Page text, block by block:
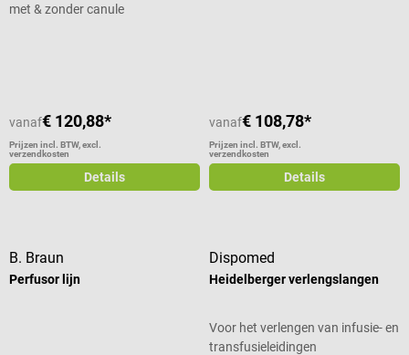
met & zonder canule
vanaf€ 120,88*
Prijzen incl. BTW, excl.
verzendkosten
Details
vanaf€ 108,78*
Prijzen incl. BTW, excl.
verzendkosten
Details
B. Braun
Perfusor lijn
Dispomed
Heidelberger verlengslangen
Voor het verlengen van infusie- en
transfusieleidingen